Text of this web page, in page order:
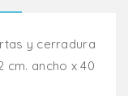
y cerradura
cm. ancho x 40